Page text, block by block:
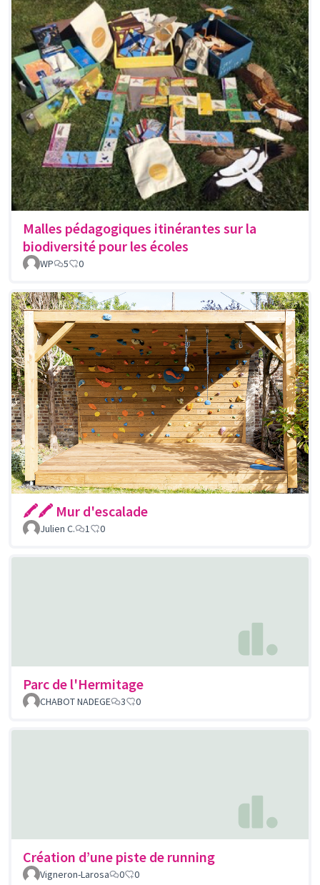
Malles pédagogiques itinérantes sur la
biodiversité pour les écoles
WP 5 0
🖍🖍 Mur d'escalade
Julien C. 1 0
Parc de l'Hermitage
CHABOT NADEGE 3 0
Création d’une piste de running
Vigneron-Larosa 0 0